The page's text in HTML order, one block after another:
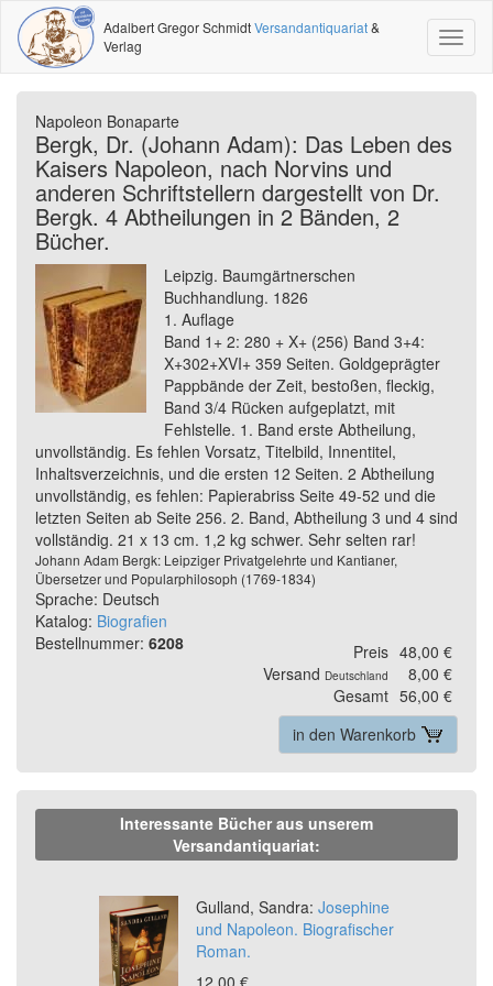
Adalbert Gregor SchmidtVersandantiquariat&
Verlag
Napoleon Bonaparte
Bergk, Dr. (Johann Adam): Das Leben des
Kaisers Napoleon, nach Norvins und
anderen Schriftstellern dargestellt von Dr.
Bergk. 4 Abtheilungen in 2 Bänden, 2
Bücher.
Leipzig. Baumgärtnerschen
Buchhandlung. 1826
1. Auflage
Band 1+ 2: 280 + X+ (256) Band 3+4:
X+302+XVI+ 359 Seiten. Goldgeprägter
Pappbände der Zeit, bestoßen, fleckig,
Band 3/4 Rücken aufgeplatzt, mit
Fehlstelle. 1. Band erste Abtheilung,
unvollständig. Es fehlen Vorsatz, Titelbild, Innentitel,
Inhaltsverzeichnis, und die ersten 12 Seiten. 2 Abtheilung
unvollständig, es fehlen: Papierabriss Seite 49-52 und die
letzten Seiten ab Seite 256. 2. Band, Abtheilung 3 und 4 sind
vollständig. 21 x 13 cm. 1,2 kg schwer. Sehr selten rar!
Johann Adam Bergk: Leipziger Privatgelehrte und Kantianer,
Übersetzer und Popularphilosoph (1769-1834)
Sprache: Deutsch
Katalog: Biografien
Bestellnummer: 6208 Preis 48,00 €
Versand Deutschland
8,00 €
Gesamt 56,00 €
in den Warenkorb
Interessante Bücher aus unserem
Versandantiquariat:
Gulland, Sandra: Josephine
und Napoleon. Biografischer
Roman.
12,00 €
Previous